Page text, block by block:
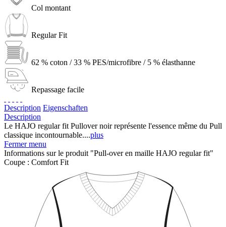
Col montant
Regular Fit
62 % coton / 33 % PES/microfibre / 5 % élasthanne
Repassage facile
Description Eigenschaften
Description
Le HAJO regular fit Pullover noir représente l'essence même du Pull
classique incontournable....plus
Fermer menu
Informations sur le produit "Pull-over en maille HAJO regular fit"
Coupe : Comfort Fit